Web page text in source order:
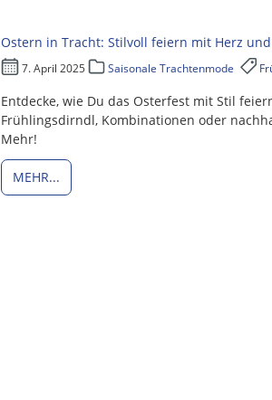
Ostern in Tracht: Stilvoll feiern mit Herz
7. April 2025 Saisonale Trachtenmode
Entdecke, wie Du das Osterfest mit Stil
Frühlingsdirndl, Kombinationen oder
Mehr!
MEHR...